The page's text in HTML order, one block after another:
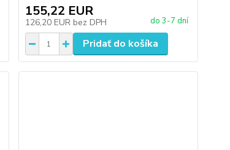
155,22 EUR
126,20 EUR bez DPH do 3-7 dní
Pridať do košíka